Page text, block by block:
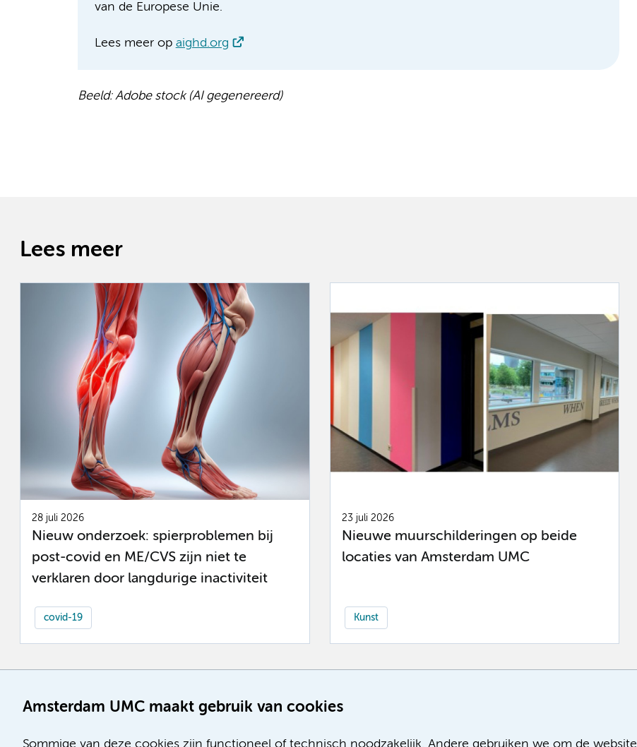
Amsterdam UMC maakt gebruik van cookies
Sommige van deze cookies zijn functioneel of technisch noodzakelijk. Andere gebruiken we om de
van de Europese Unie.
Lees meer op aighd.org
Beeld: Adobe stock (AI gegenereerd)
Lees meer
28 juli 2026
Nieuw onderzoek: spierproblemen bij
post-covid en ME/CVS zijn niet te
verklaren door langdurige inactiviteit
covid-19
23 juli 2026
Nieuwe muurschilderingen op beide
locaties van Amsterdam UMC
Kunst